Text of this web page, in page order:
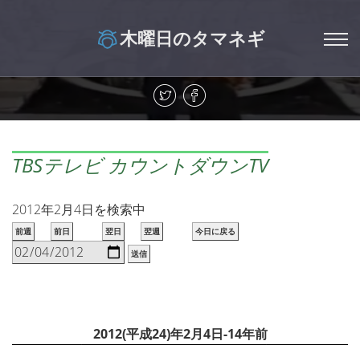
木曜日のタマネギ
TBSテレビ カウントダウンTV
2012年2月4日を検索中
前週 前日 翌日 翌週 今日に戻る
送信
2012(平成24)年2月4日-14年前